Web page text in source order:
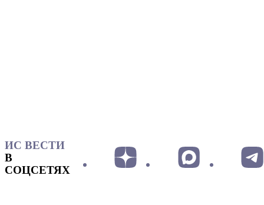
ИС ВЕСТИ
В
СОЦСЕТЯХ